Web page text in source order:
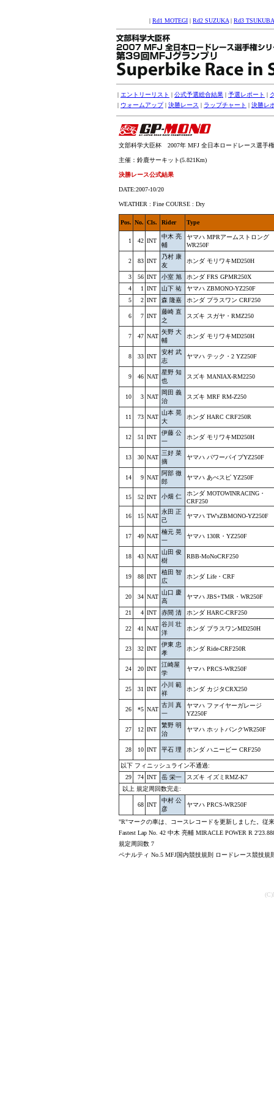
| Rd1 MOTEGI | Rd2 SUZUKA | Rd3 TSUKUBA
| エントリーリスト | 公式予選総合結果 | 予選レポート |
| ウォームアップ| 決勝レース | ラップチャート | 決勝レ
文部科学大臣杯 2007年 MFJ 全日本ロードレース選
主催：鈴鹿サーキット(5.821Km)
決勝レース公式結果
DATE:2007-10/20
WEATHER : Fine COURSE : Dry
Pos. No. Cls. Rider Type
1 42 INT
中木 亮
輔
ヤマハ MPRアームストロング
WR250F
2 83 INT
乃村 康
友
ホンダ モリワキMD250H
3 56 INT 小室 旭
ホンダ FRS GPMR250X
4
1 INT 山下 祐
ヤマハ ZBMONO-YZ250F
5
2 INT 森 隆嘉 ホンダ プラスワン CRF250
6 7 INT
藤崎 直
之
スズキ スガヤ・RMZ250
7 47 NAT
矢野 大
輔
ホンダ モリワキMD250H
8 33 INT
安村 武
志
ヤマハ テック・2 YZ250F
9 46 NAT
星野 知
也
スズキ MANIAX-RM2250
10 3 NAT
岡田 義
治
スズキ MRF RM-Z250
11 73 NAT
山本 晃
大
ホンダ HARC CRF250R
12 51 INT
伊藤 公
一
ホンダ モリワキMD250H
13 30 NAT
三好 菜
摘
ヤマハ パワーパイプYZ250F
14 9 NAT
阿部 徹
郎
ヤマハ あべスピ YZ250F
15 52 INT 小畑 仁
ホンダ MOTOWINRACING・
CRF250
16 15 NAT
永田 正
己
ヤマハ TW'sZBMONO-YZ250F
17 49 NAT
楠元 晃
一
ヤマハ 130R・YZ250F
18 43 NAT
山田 俊
樹
RBB-MoNoCRF250
19 88 INT
植田 智
広
ホンダ Life・CRF
20 34 NAT
山口 慶
高
ヤマハ JBS+TMR・WR250F
21 4 INT 赤間 清 ホンダ HARC-CRF250
22 41 NAT
谷川 壮
洋
ホンダ プラスワンMD250H
23 32 INT
伊東 忠
孝
ホンダ Ride-CRF250R
24 20 INT
江崎屋
学
ヤマハ PRCS-WR250F
25 31 INT
小川 範
祥
ホンダ カジタCRX250
26 *5 NAT
古川 真
一
ヤマハ ファイヤーガレージ
YZ250F
27 12 INT
繁野 明
治
ヤマハ ホットバンクWR250F
28 10 INT 平石 理 ホンダ ハニービー CRF250
以下 フィニッシュライン不通過:
29
74 INT 岳 栄一
スズキ イズミRMZ-K7
以上 規定周回数完走:
68 INT
中村 公
彦
ヤマハ PRCS-WR250F
"R"マークの車は、コースレコードを更新しました。従
Fastest Lap No. 42 中木 亮輔 MIRACLE POWER R
規定周回数 7
ペナルティ No.5 MFJ国内競技規則 ロードレース競技